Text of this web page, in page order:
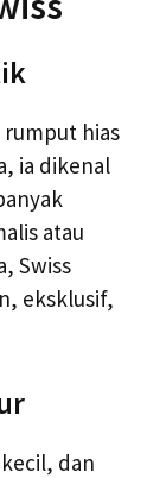
rumput hias
ia dikenal
atau
Swiss
eksklusif,
dan